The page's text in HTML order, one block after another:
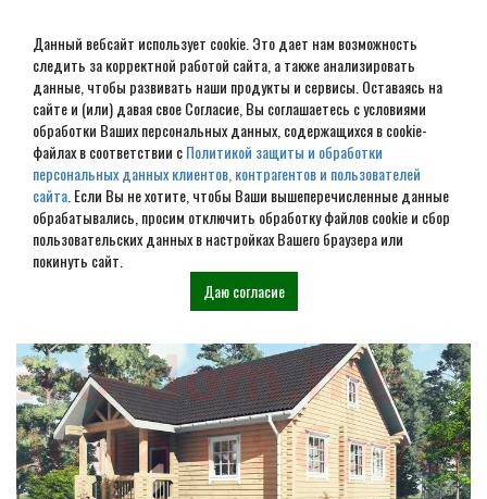
Данный вебсайт использует cookie. Это дает нам возможность
следить за корректной работой сайта, а также анализировать
данные, чтобы развивать наши продукты и сервисы. Оставаясь на
сайте и (или) давая свое Согласие, Вы соглашаетесь с условиями
обработки Ваших персональных данных, содержащихся в cookie-
файлах в соответствии сПолитикой защиты и обработки
персональных данных клиентов, контрагентов и пользователей
сайта . Если Вы не хотите, чтобы Ваши вышеперечисленные данные
обрабатывались, просим отключить обработку файлов cookie и сбор
пользовательских данных в настройках Вашего браузера или
покинуть сайт.
Даю согласие
Дом из бруса под ключ в
Кашире
Наши проекты